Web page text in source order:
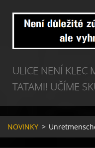
ULICE NENÍ KLEC
TATAMI! UČÍME
BOJ NA ULICI.
NOVINKY >